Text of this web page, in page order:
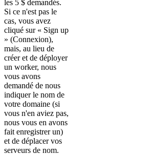
les 5 $ demandés.
Si ce n'est pas le
cas, vous avez
cliqué sur « Sign up
» (Connexion),
mais, au lieu de
créer et de déployer
un worker, nous
vous avons
demandé de nous
indiquer le nom de
votre domaine (si
vous n'en aviez pas,
nous vous en avons
fait enregistrer un)
et de déplacer vos
serveurs de nom.